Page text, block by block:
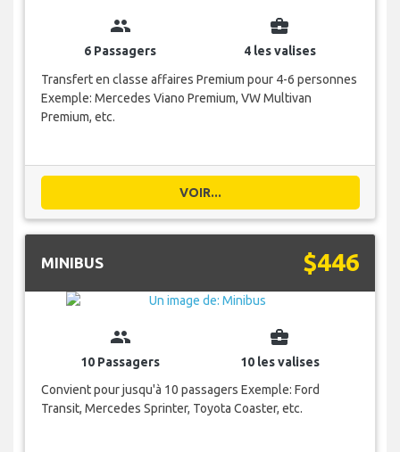
group
6 Passagers
business_center
4 les valises
Transfert en classe affaires Premium pour 4-6 personnes
Exemple: Mercedes Viano Premium, VW Multivan
Premium, etc.
VOIR...
MINIBUS $446
group
10 Passagers
business_center
10 les valises
Convient pour jusqu'à 10 passagers Exemple: Ford
Transit, Mercedes Sprinter, Toyota Coaster, etc.